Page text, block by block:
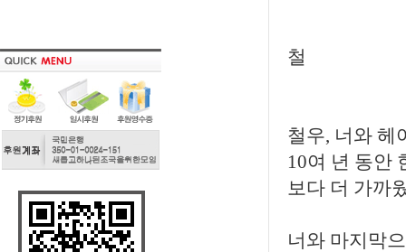
철
철우, 너와 헤
10여 년 동안
보다 더 가까
너와 마지막